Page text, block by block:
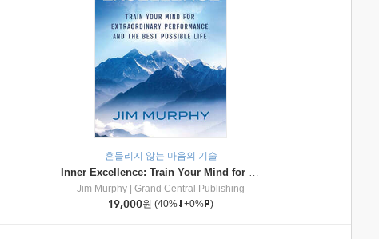
흔들리지 않는 마음의 기술
Inner Excellence: Train Your Mind for Extraordinary Performance and the Best Possible Life
Jim Murphy
Grand Central Publishing
19,000원 (40% +0% )